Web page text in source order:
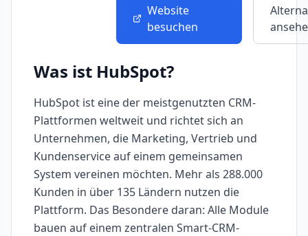
Website
besuchen
Was ist HubSpot?
HubSpot ist eine der meistgenutzten CRM-
Plattformen weltweit und richtet sich an
Unternehmen, die Marketing, Vertrieb und
Kundenservice auf einem gemeinsamen
System vereinen möchten. Mehr als 288.000
Kunden in über 135 Ländern nutzen die
Plattform. Das Besondere daran: Alle Module
bauen auf einem zentralen Smart-CRM-